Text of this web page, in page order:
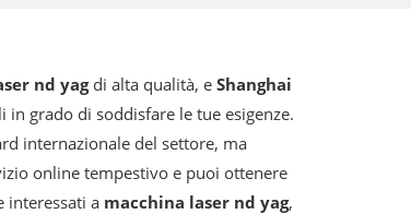
nd yagdi alta qualità, e Shanghai
grado di soddisfare le tue esigenze.
internazionale del settore, ma
online tempestivo e puoi ottenere
interessati a macchina laser nd yag,